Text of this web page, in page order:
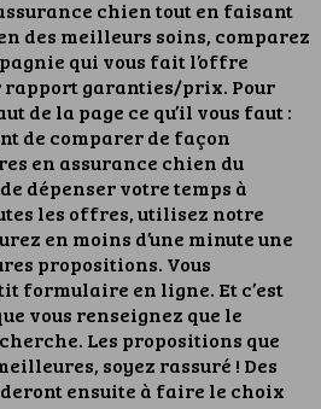
chien tout en faisant
des meilleurs soins, comparez
qui vous fait l’offre
rapport garanties/prix. Pour
de la page ce qu’il vous faut :
de comparer de façon
en assurance chien du
dépenser votre temps à
les offres, utilisez notre
en moins d’une minute une
propositions. Vous
formulaire en ligne. Et c’est
vous renseignez que le
Les propositions que
soyez rassuré ! Des
ensuite à faire le choix